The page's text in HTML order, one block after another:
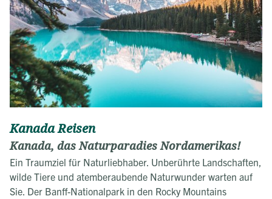
Kanada Reisen
Kanada, das Naturparadies Nordamerikas!
Ein Traumziel für Naturliebhaber. Unberührte Landschaften,
wilde Tiere und atemberaubende Naturwunder warten auf
Sie. Der Banff-Nationalpark in den Rocky Mountains